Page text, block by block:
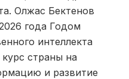
Олжас Бектенов
года Годом
интеллекта
страны на
и развитие